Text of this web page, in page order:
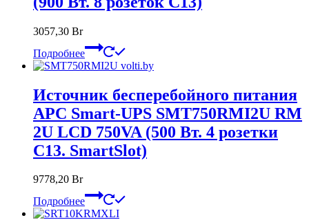
3057,30 Br
Подробнее
Источник бесперебойного питания
APC Smart-UPS SMT750RMI2U RM
2U LCD 750VA (500 Вт. 4 розетки
C13. SmartSlot)
9778,20 Br
Подробнее